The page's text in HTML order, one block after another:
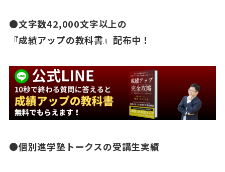
●文字数42,000文字以上の
『成績アップの教科書』配布中！
●個別進学塾トークスの受講生実績